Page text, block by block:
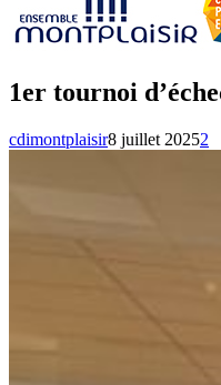
1er tournoi
cdimontplaisir8 juillet 20252